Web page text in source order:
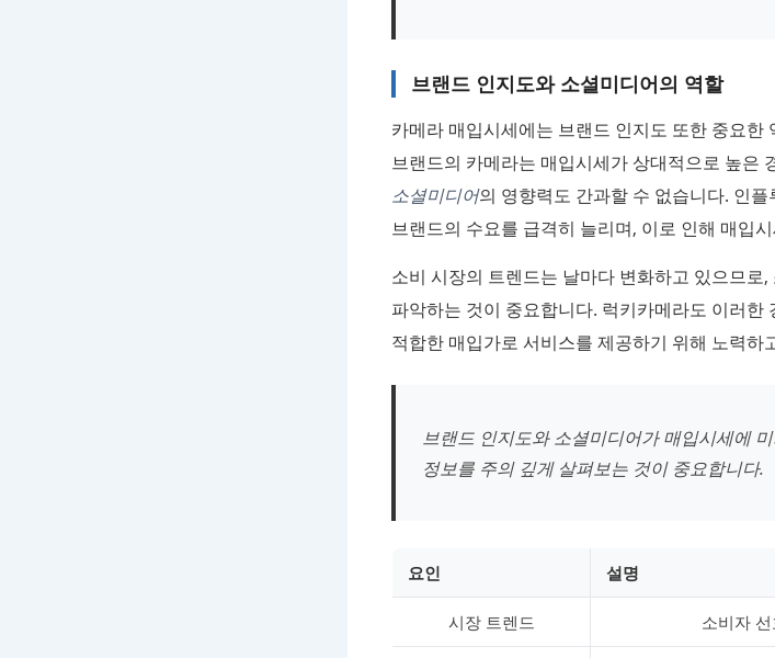
브랜드 인지도와 소셜미디어의 역할
카메라 매입시세에는 브랜드 인지도 또한 중요한
브랜드의 카메라는 매입시세가 상대적으로 높은
소셜미디어의 영향력도 간과할 수 없습니다. 인
브랜드의 수요를 급격히 늘리며, 이로 인해 매입
소비 시장의 트렌드는 날마다 변화하고 있으므로
파악하는 것이 중요합니다. 럭키카메라도 이러한
적합한 매입가로 서비스를 제공하기 위해 노력하
브랜드 인지도와 소셜미디어가 매입시세에
정보를 주의 깊게 살펴보는 것이 중요합니다.
요인 설명
시장 트렌드 소비자